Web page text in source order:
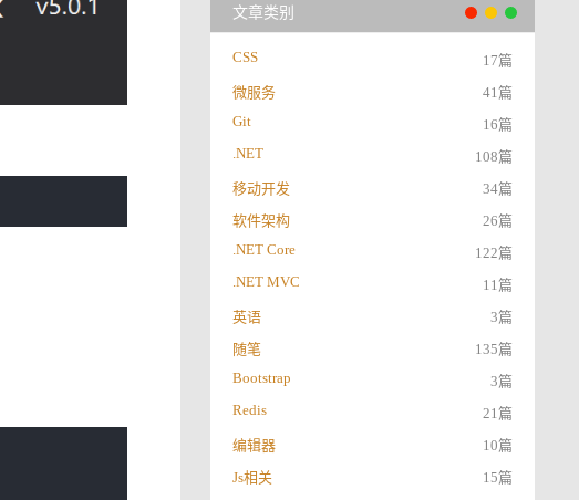
文章类别
CSS
17篇
微服务
41篇
Git
16篇
.NET
108篇
移动开发
34篇
软件架构
26篇
.NET Core
122篇
.NET MVC
11篇
英语
3篇
随笔
135篇
Bootstrap
3篇
Redis
21篇
编辑器
10篇
Js相关
15篇